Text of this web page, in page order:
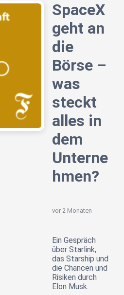
SpaceX
geht an
die
Börse –
was
steckt
alles in
dem
Unterne
hmen?
vor 2 Monaten
Ein Gespräch
über Starlink,
das Starship und
die Chancen und
Risiken durch
Elon Musk.